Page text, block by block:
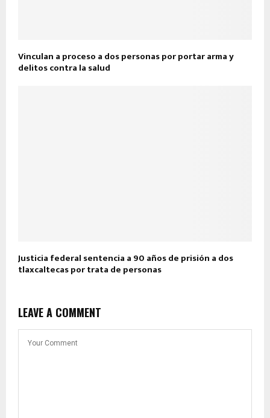
Vinculan a proceso a dos personas por portar arma y
delitos contra la salud
Justicia federal sentencia a 90 años de prisión a dos
tlaxcaltecas por trata de personas
LEAVE A COMMENT